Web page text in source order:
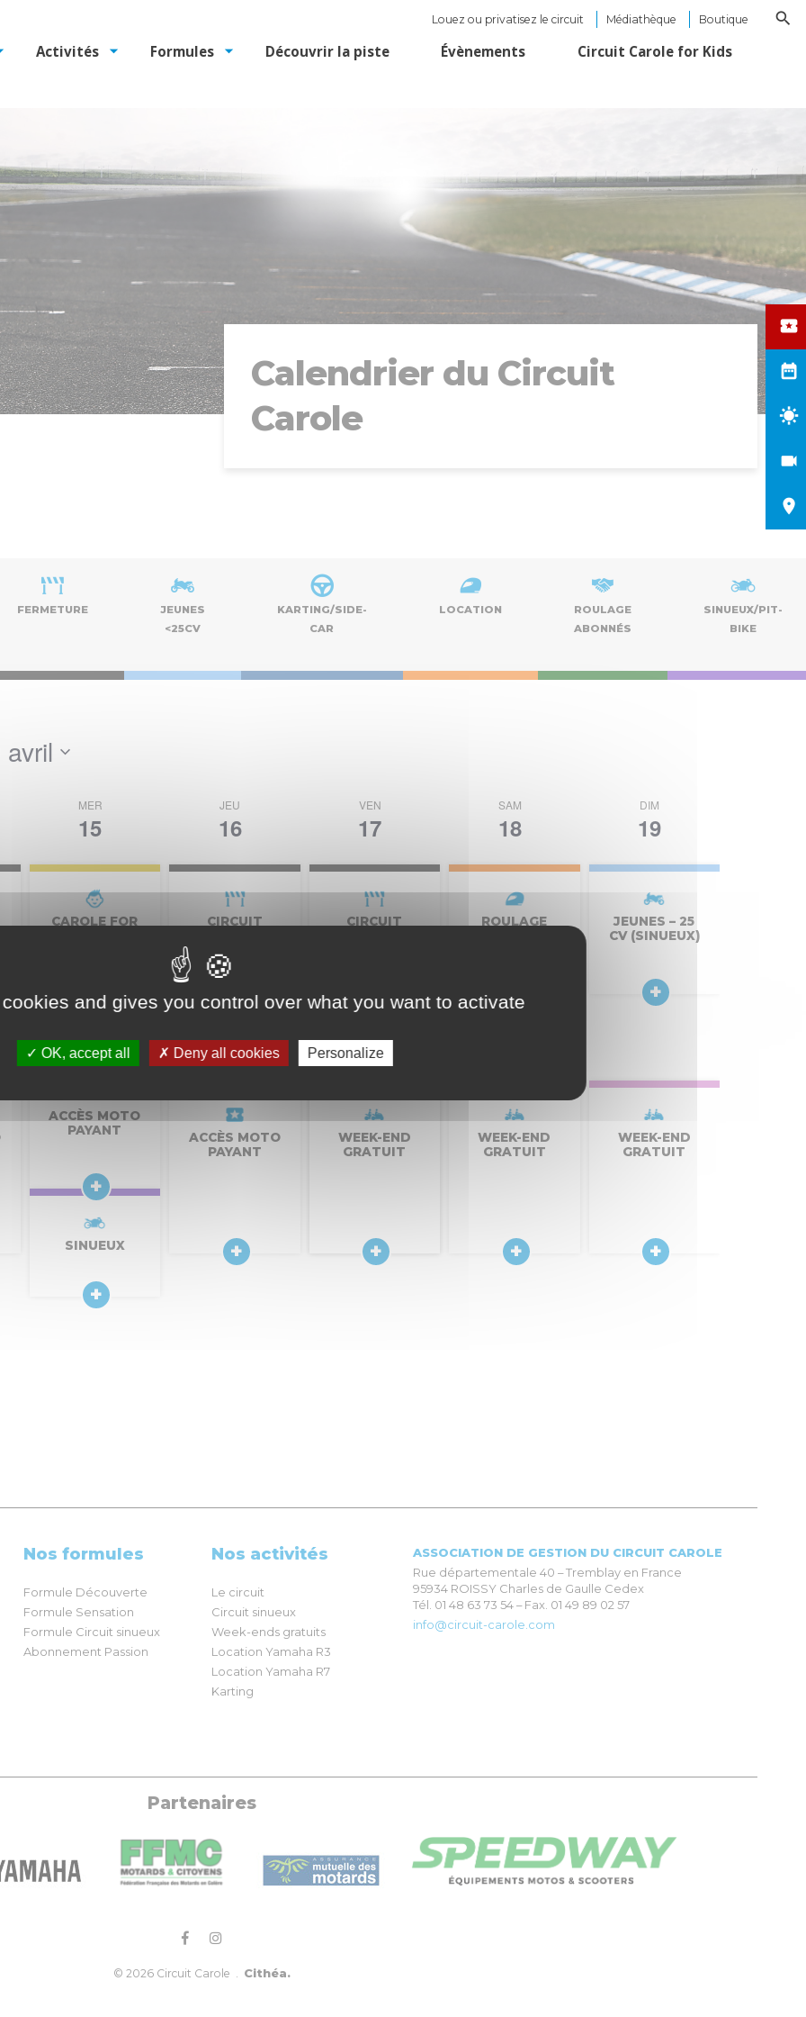
Louez ou privatisez le circuit Médiathèque Boutique
Activités Formules Découvrir la piste Évènements Circuit Carole for Kids
Calendrier du Circuit
Carole
FERMETURE
JEUNES
<25CV
KARTING/SIDE-
CAR
LOCATION
ROULAGE
ABONNÉS
SINUEUX/PIT-
BIKE
avril
MER
15
JEU
16
VEN
17
SAM
18
DIM
19
CAROLE FOR
ACCÈS MOTO
PAYANT
SINUEUX
CIRCUIT
ACCÈS MOTO
PAYANT
CIRCUIT
WEEK-END
GRATUIT
ROULAGE
WEEK-END
GRATUIT
JEUNES – 25
CV (SINUEUX)
WEEK-END
GRATUIT
Nos formules
Formule Découverte
Formule Sensation
Formule Circuit sinueux
Abonnement Passion
Nos activités
Le circuit
Circuit sinueux
Week-ends gratuits
Location Yamaha R3
Location Yamaha R7
Karting
ASSOCIATION DE GESTION DU CIRCUIT CAROLE
Rue départementale 40 – Tremblay en France
95934 ROISSY Charles de Gaulle Cedex
Tél. 01 48 63 73 54 – Fax. 01 49 89 02 57
info@circuit-carole.com
Partenaires
© 2026 Circuit Carole . Cithéa.
and gives you control over what you want to activate
OK, accept all Deny all cookies Personalize